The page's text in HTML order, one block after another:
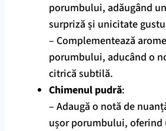
porumbului, adăugând
surpriză și unicitate
– Complementează
porumbului, aducând o
citrică subtilă.
Chimenul pudră:
– Adaugă o notă de
ușor porumbului, oferind